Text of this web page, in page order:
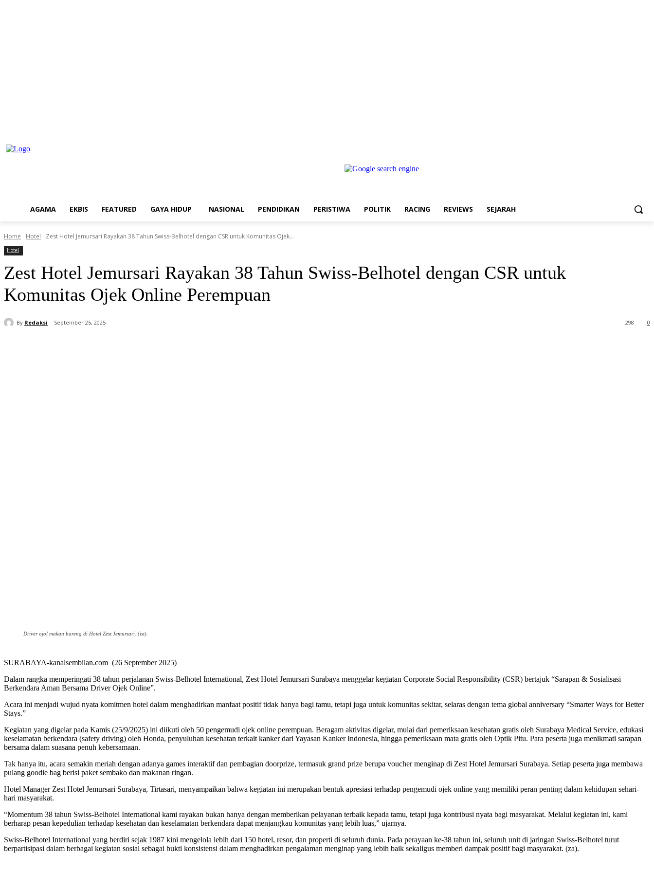
AGAMA EKBIS FEATURED GAYA HIDUP NASIONAL PENDIDIKAN PERISTIWA POLITIK RACING REVIEWS SEJARAH
Home Hotel Zest Hotel Jemursari Rayakan 38 Tahun Swiss-Belhotel dengan CSR untuk Komunitas Ojek...
Hotel
Zest Hotel Jemursari Rayakan 38 Tahun Swiss-Belhotel dengan CSR untuk
Komunitas Ojek Online Perempuan
By Redaksi September 25, 2025 0
298
Driver ojol makan bareng di Hotel Zest Jemursari. (ist).
SURABAYA-kanalsembilan.com (26 September 2025)
Dalam rangka memperingati 38 tahun perjalanan Swiss-Belhotel International, Zest Hotel Jemursari Surabaya menggelar kegiatan Corporate Social Responsibility (CSR) bertajuk “Sarapan & Sosialisasi
Berkendara Aman Bersama Driver Ojek Online”.
Acara ini menjadi wujud nyata komitmen hotel dalam menghadirkan manfaat positif tidak hanya bagi tamu, tetapi juga untuk komunitas sekitar, selaras dengan tema global anniversary “Smarter Ways for Better
Stays.”
Kegiatan yang digelar pada Kamis (25/9/2025) ini diikuti oleh 50 pengemudi ojek online perempuan. Beragam aktivitas digelar, mulai dari pemeriksaan kesehatan gratis oleh Surabaya Medical Service, edukasi
keselamatan berkendara (safety driving) oleh Honda, penyuluhan kesehatan terkait kanker dari Yayasan Kanker Indonesia, hingga pemeriksaan mata gratis oleh Optik Pitu. Para peserta juga menikmati sarapan
bersama dalam suasana penuh kebersamaan.
Tak hanya itu, acara semakin meriah dengan adanya games interaktif dan pembagian doorprize, termasuk grand prize berupa voucher menginap di Zest Hotel Jemursari Surabaya. Setiap peserta juga membawa
pulang goodie bag berisi paket sembako dan makanan ringan.
Hotel Manager Zest Hotel Jemursari Surabaya, Tirtasari, menyampaikan bahwa kegiatan ini merupakan bentuk apresiasi terhadap pengemudi ojek online yang memiliki peran penting dalam kehidupan sehari-
hari masyarakat.
“Momentum 38 tahun Swiss-Belhotel International kami rayakan bukan hanya dengan memberikan pelayanan terbaik kepada tamu, tetapi juga kontribusi nyata bagi masyarakat. Melalui kegiatan ini, kami
berharap pesan kepedulian terhadap kesehatan dan keselamatan berkendara dapat menjangkau komunitas yang lebih luas,” ujarnya.
Swiss-Belhotel International yang berdiri sejak 1987 kini mengelola lebih dari 150 hotel, resor, dan properti di seluruh dunia. Pada perayaan ke-38 tahun ini, seluruh unit di jaringan Swiss-Belhotel turut
berpartisipasi dalam berbagai kegiatan sosial sebagai bukti konsistensi dalam menghadirkan pengalaman menginap yang lebih baik sekaligus memberi dampak positif bagi masyarakat. (za).